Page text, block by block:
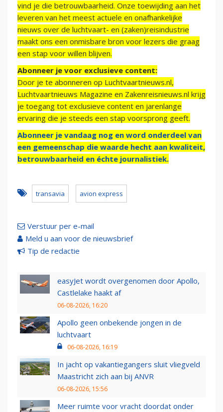
vind je die betrouwbaarheid. Onze toewijding aan het
leveren van het meest actuele en onafhankelijke
nieuws over de luchtvaart- en (zaken)reisindustrie
maakt ons een onmisbare bron voor lezers die graag
een stap voor willen blijven.
Abonneer je voor exclusieve content:
Door je te abonneren op Luchtvaartnieuws.nl,
Luchtvaartnieuws Magazine en Zakenreisnieuws.nl krijg
je toegang tot exclusieve content en jarenlange
ervaring die je steeds een stap voorsprong geeft.
Abonneer je vandaag nog en word onderdeel van
een gemeenschap die waarde hecht aan kwaliteit,
betrouwbaarheid en échte journalistiek.
transavia avion express
Verstuur per e-mail
Meld u aan voor de nieuwsbrief
Tip de redactie
easyJet wordt overgenomen door Apollo,
Castlelake haakt af
06-08-2026, 16:20
Apollo geen onbekende jongen in de
luchtvaart
06-08-2026, 16:19
In jacht op vakantiegangers sluit vliegveld
Maastricht zich aan bij ANVR
06-08-2026, 15:56
Meer ruimte voor vracht doordat onder